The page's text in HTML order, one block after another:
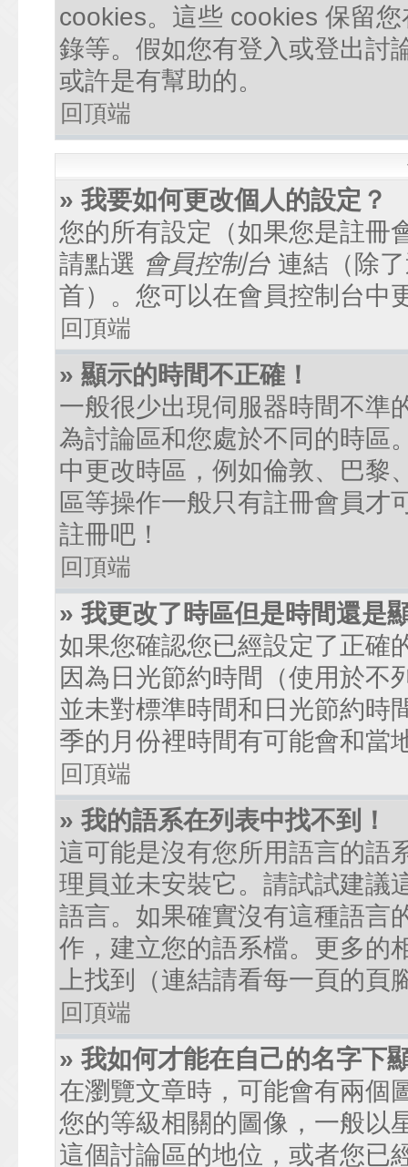
cookies。這些 cookies 保留
錄等。假如您有登入或登出討
或許是有幫助的。
回頂端
» 我要如何更改個人的設定？
您的所有設定（如果您是註冊
請點選 會員控制台 連結（除
首）。您可以在會員控制台中
回頂端
» 顯示的時間不正確！
一般很少出現伺服器時間不準
為討論區和您處於不同的時區
中更改時區，例如倫敦、巴黎
區等操作一般只有註冊會員才
註冊吧！
回頂端
» 我更改了時區但是時間還是
如果您確認您已經設定了正確
因為日光節約時間（使用於不
並未對標準時間和日光節約時
季的月份裡時間有可能會和當
回頂端
» 我的語系在列表中找不到！
這可能是沒有您所用語言的語
理員並未安裝它。請試試建議
語言。如果確實沒有這種語言
作，建立您的語系檔。更多的
上找到（連結請看每一頁的頁
回頂端
» 我如何才能在自己的名字下
在瀏覽文章時，可能會有兩個
您的等級相關的圖像，一般以
這個討論區的地位，或者您已